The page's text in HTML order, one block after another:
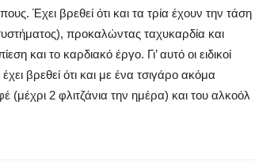
Έχει βρεθεί ότι και τα τρία έχουν την τάση
προκαλώντας ταχυκαρδία και
και το καρδιακό έργο. Γι’ αυτό οι ειδικοί
βρεθεί ότι και με ένα τσιγάρο ακόμα
(μέχρι 2 φλιτζάνια την ημέρα) και του αλκοόλ